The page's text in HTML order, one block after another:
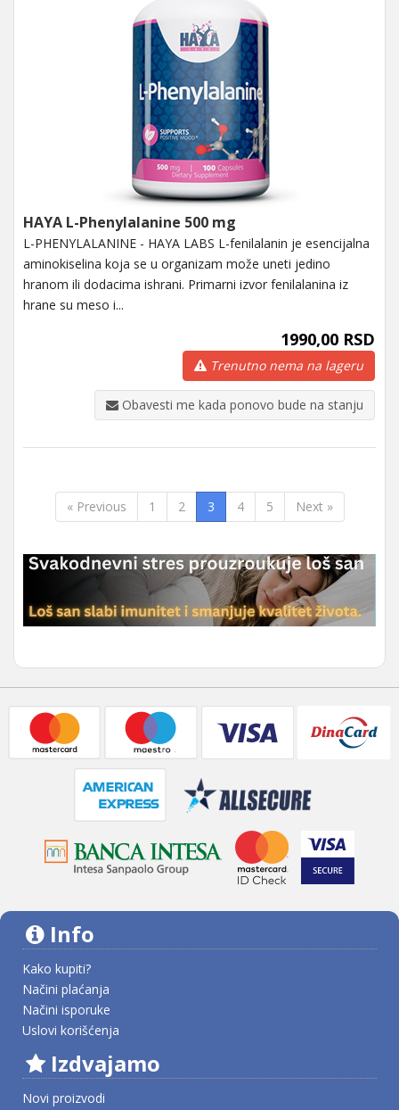
HAYA L-Phenylalanine 500 mg
L-PHENYLALANINE - HAYA LABS L-fenilalanin je esencijalna
aminokiselina koja se u organizam može uneti jedino
hranom ili dodacima ishrani. Primarni izvor fenilalanina iz
hrane su meso i...
1990,00 RSD
Trenutno nema na lageru
Obavesti me kada ponovo bude na stanju
« Previous 1 2 3 4 5 Next »
Info
Kako kupiti?
Načini plaćanja
Načini isporuke
Uslovi korišćenja
Izdvajamo
Novi proizvodi